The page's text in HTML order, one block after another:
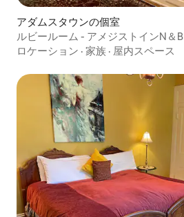
アダムスタウンの個室
ルビールーム - アメジストインN＆B
ロケーション · 家族 · 屋内スペース